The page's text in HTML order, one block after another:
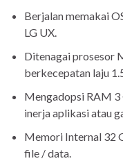
Berjalan memakai
LG UX.
Ditenagai prosesor
berkecepatan laju
Mengadopsi RAM 3
inerja aplikasi atau
Memori Internal 32
file / data.